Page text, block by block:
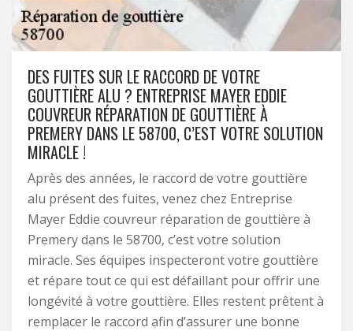
DES FUITES SUR LE RACCORD DE VOTRE
GOUTTIÈRE ALU ? ENTREPRISE MAYER EDDIE
COUVREUR RÉPARATION DE GOUTTIÈRE À
PREMERY DANS LE 58700, C’EST VOTRE SOLUTION
MIRACLE !
Après des années, le raccord de votre gouttière
alu présent des fuites, venez chez Entreprise
Mayer Eddie couvreur réparation de gouttière à
Premery dans le 58700, c’est votre solution
miracle. Ses équipes inspecteront votre gouttière
et répare tout ce qui est défaillant pour offrir une
longévité à votre gouttière. Elles restent prêtent à
remplacer le raccord afin d’assurer une bonne